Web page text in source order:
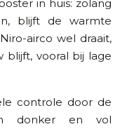
in huis: zolang
blijft de warmte
airco wel draait,
blijft, vooral bij lage
controle door de
donker en vol